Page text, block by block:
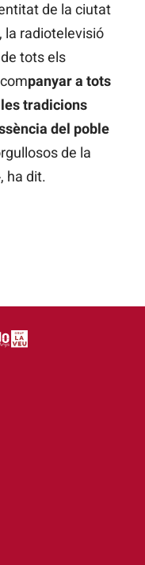
de la ciutat
la radiotelevisió
tots els
panyar a tots
tradicions
del poble
de la
ha dit.